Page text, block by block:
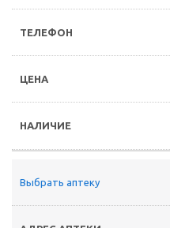
Выбрать аптеку